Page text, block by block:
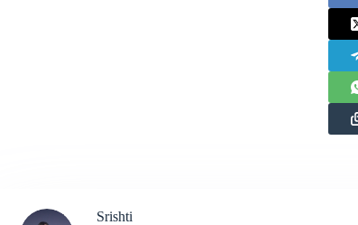
Srishti